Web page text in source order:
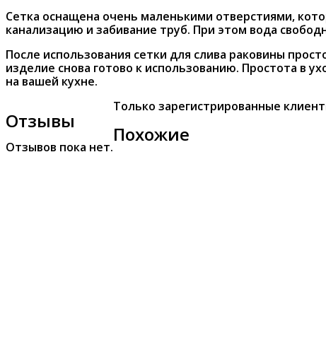
Сетка оснащена очень маленькими отверстиями,
канализацию и забивание труб. При этом вода
После использования сетки для слива раковины
изделие снова готово к использованию. Простота в
на вашей кухне.
Отзывы
Отзывов пока нет.
Только зарегистрированные
Похожие